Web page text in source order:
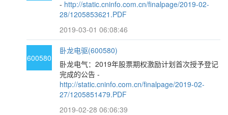
- http://static.cninfo.com.cn/finalpage/2019-02-
28/1205853621.PDF
2019-03-01 06:08:46
600580
卧龙电驱(600580)
卧龙电气：2019年股票期权激励计划首次授予登记
完成的公告 -
http://static.cninfo.com.cn/finalpage/2019-02-
27/1205851479.PDF
2019-02-28 06:06:39